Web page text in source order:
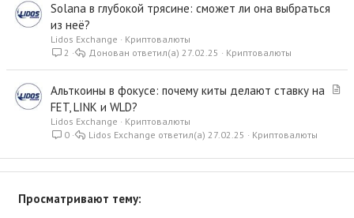
Solana в глубокой трясине: сможет ли она выбраться
из неё?
Lidos Exchange
Криптовалюты
2
Криптовалюты
27.02.25
Донован
С
я
Альткоины в фокусе: почему киты делают ставку на
FET, LINK и WLD?
Lidos Exchange
Криптовалюты
0
Криптовалюты
27.02.25
Lidos Exchange
Просматривают тему: